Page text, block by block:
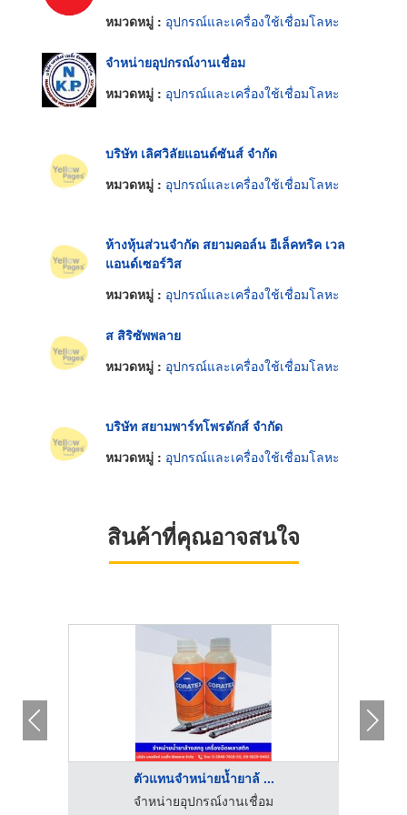
หมวดหมู่ : อุปกรณ์และเครื่องใช้เชื่อมโลหะ
จำหน่ายอุปกรณ์งานเชื่อม
หมวดหมู่ : อุปกรณ์และเครื่องใช้เชื่อมโลหะ
บริษัท เลิศวิลัยแอนด์ซันส์ จำกัด
หมวดหมู่ : อุปกรณ์และเครื่องใช้เชื่อมโลหะ
ห้างหุ้นส่วนจำกัด สยามคอล์น อีเล็คทริค เวล
แอนด์เซอร์วิส
หมวดหมู่ : อุปกรณ์และเครื่องใช้เชื่อมโลหะ
ส สิริซัพพลาย
หมวดหมู่ : อุปกรณ์และเครื่องใช้เชื่อมโลหะ
บริษัท สยามพาร์ทโพรดักส์ จำกัด
หมวดหมู่ : อุปกรณ์และเครื่องใช้เชื่อมโลหะ
สินค้าที่คุณอาจสนใจ
ตัวแทนจำหน่ายน้ำยาล้ ...
จำหน่ายอุปกรณ์งานเชื่อม